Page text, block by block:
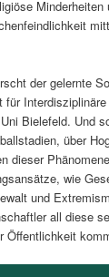
Minderheiten
der gelernte
Bielefeld. Und
über
dieser
wie
und
all diese
Öffentlichkeit